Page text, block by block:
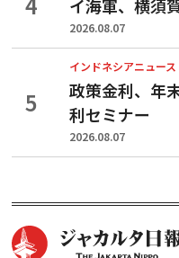
イ海軍、横須
2026.08.07
インドネシアニュース
政策金利、年
利セミナー
2026.08.07